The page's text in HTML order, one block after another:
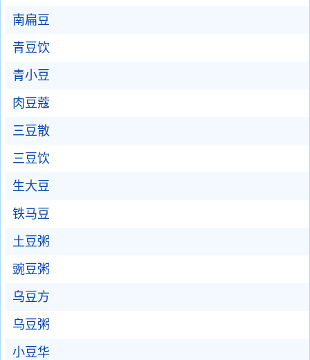
南扁豆
青豆饮
青小豆
肉豆蔻
三豆散
三豆饮
生大豆
铁马豆
土豆粥
豌豆粥
乌豆方
乌豆粥
小豆华